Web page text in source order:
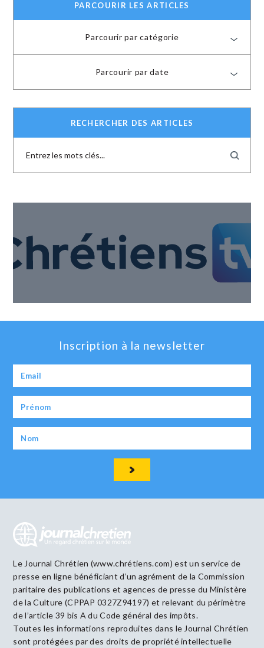
PARCOURIR LES ARTICLES
Parcourir par catégorie
Parcourir par date
RECHERCHER DES ARTICLES
Inscription à la newsletter
Le Journal Chrétien (www.chrétiens.com) est un service de
presse en ligne bénéficiant d’un agrément de la Commission
paritaire des publications et agences de presse du Ministère
de la Culture (CPPAP 0327Z94197) et relevant du périmètre
de l’article 39 bis A du Code général des impôts.
Toutes les informations reproduites dans le Journal Chrétien
sont protégées par des droits de propriété intellectuelle